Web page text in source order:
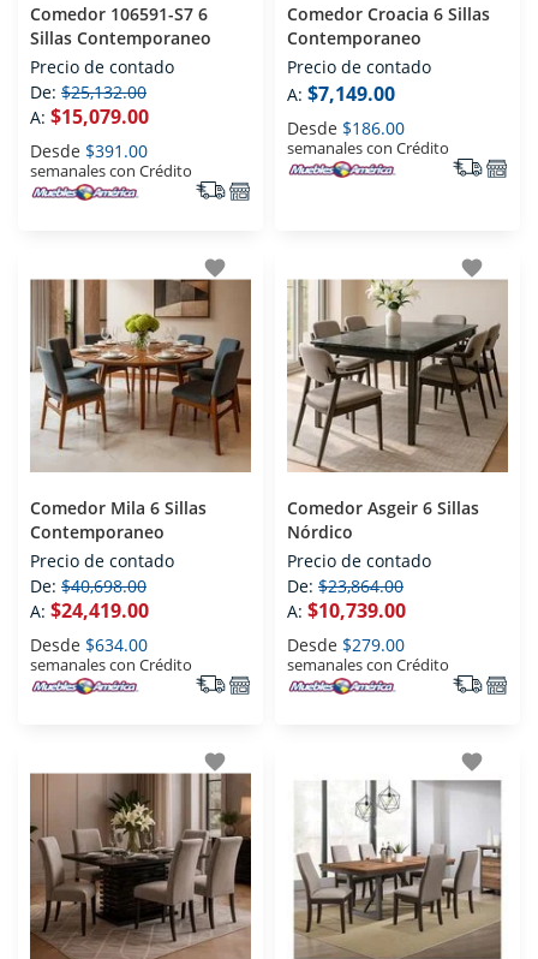
Comedor 106591-S7 6
Sillas Contemporaneo
Precio de contado
De: $25,132.00
A: $15,079.00
Desde $391.00
semanales con Crédito
Comedor Croacia 6 Sillas
Contemporaneo
Precio de contado
A: $7,149.00
Desde $186.00
semanales con Crédito
favorite
Comedor Mila 6 Sillas
Contemporaneo
Precio de contado
De: $40,698.00
A: $24,419.00
Desde $634.00
semanales con Crédito
favorite
Comedor Asgeir 6 Sillas
Nórdico
Precio de contado
De: $23,864.00
A: $10,739.00
Desde $279.00
semanales con Crédito
favorite favorite